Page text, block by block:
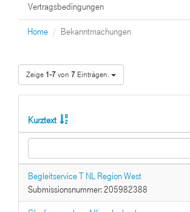
Vertragsbedingungen
Home Bekanntmachungen
Zeige 1-7von 7 Einträgen.
Kurztext
Begleitservice T NL Region West
Submissionsnummer: 205982388